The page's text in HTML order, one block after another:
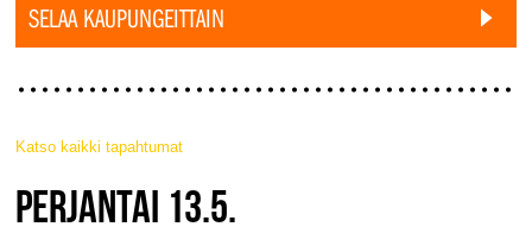
SELAA KAUPUNGEITTAIN
Katso kaikki tapahtumat
JAZZ FINLAND LIVE
PERJANTAI 13.5.